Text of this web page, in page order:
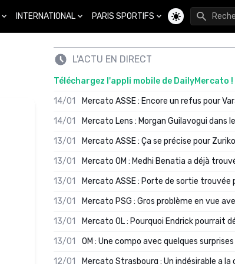
INTERNATIONAL PARIS SPORTIFS
Changer de
L'ACTU EN DIRECT
Téléchargez l'appli mobile de DailyMercato !
14/01
Mercato ASSE : Encore un refus pour
14/01
Mercato Lens : Morgan Guilavogui dans
13/01
Mercato ASSE : Ça se précise pour
13/01
Mercato OM : Medhi Benatia a déjà
13/01
Mercato ASSE : Porte de sortie trouvée
13/01
Mercato PSG : Gros problème en vue
13/01
Mercato OL : Pourquoi Endrick pourrait
13/01
OM : Une compo avec quelques surprises
12/01
Mercato Strasbourg : Un indésirable a la